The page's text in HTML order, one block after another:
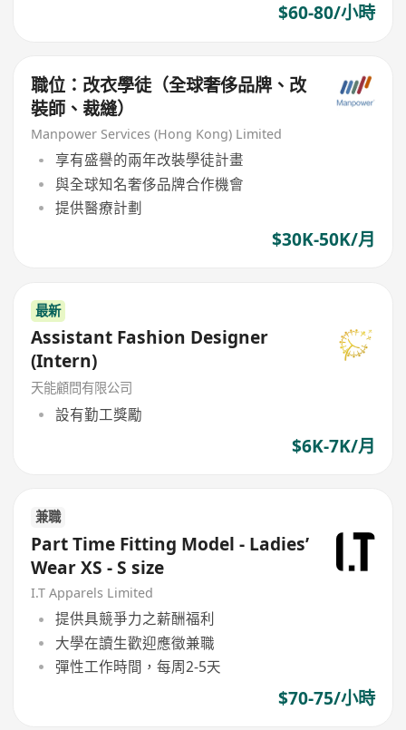
$60-80/小時
職位：改衣學徒（全球奢侈品牌、改
裝師、裁縫）
Manpower Services (Hong Kong) Limited
享有盛譽的兩年改裝學徒計畫
與全球知名奢侈品牌合作機會
提供醫療計劃
$30K-50K/月
最新
Assistant Fashion Designer
(Intern)
天能顧問有限公司
設有勤工獎勵
$6K-7K/月
兼職
Part Time Fitting Model - Ladies’
Wear XS - S size
I.T Apparels Limited
提供具競爭力之薪酬福利
大學在讀生歡迎應徵兼職
彈性工作時間，每周2-5天
$70-75/小時